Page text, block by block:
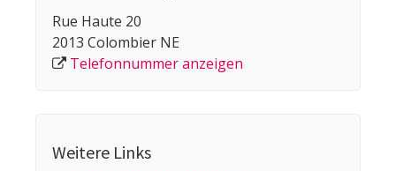
Rue Haute 20
2013 Colombier NE
Telefonnummer anzeigen
Weitere Links